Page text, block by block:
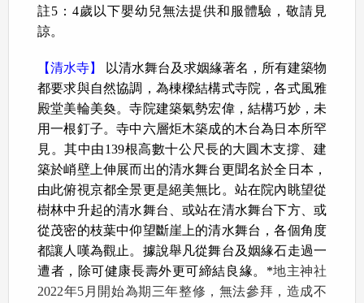
註5：4歲以下嬰幼兒無法提供和服體驗，敬請見
諒。
【清水寺】 以清水舞台及求姻緣著名，所有建築物
都要求與自然協調，為棟樑結構式寺院，各式風雅
殿堂美輪美奐。寺院建築氣勢宏偉，結構巧妙，未
用一根釘子。寺中六層炬木築成的木台為日本所罕
見。其中由139根高數十公尺長的大圓木支撐、建
築於峭壁上伸展而出的清水舞台更聞名於全日本，
由此俯視京都全景更是絕美無比。站在院內眺望從
樹林中升起的清水舞台、或站在清水舞台下方、或
從茂密的枝葉中仰望斷崖上的清水舞台，各個角度
都讓人嘆為觀止。據說舉凡從舞台及姻緣石走過一
遭者，除可健康長壽外更可締結良緣。*地主神社
2022年5月開始為期三年整修，無法參拜，造成不